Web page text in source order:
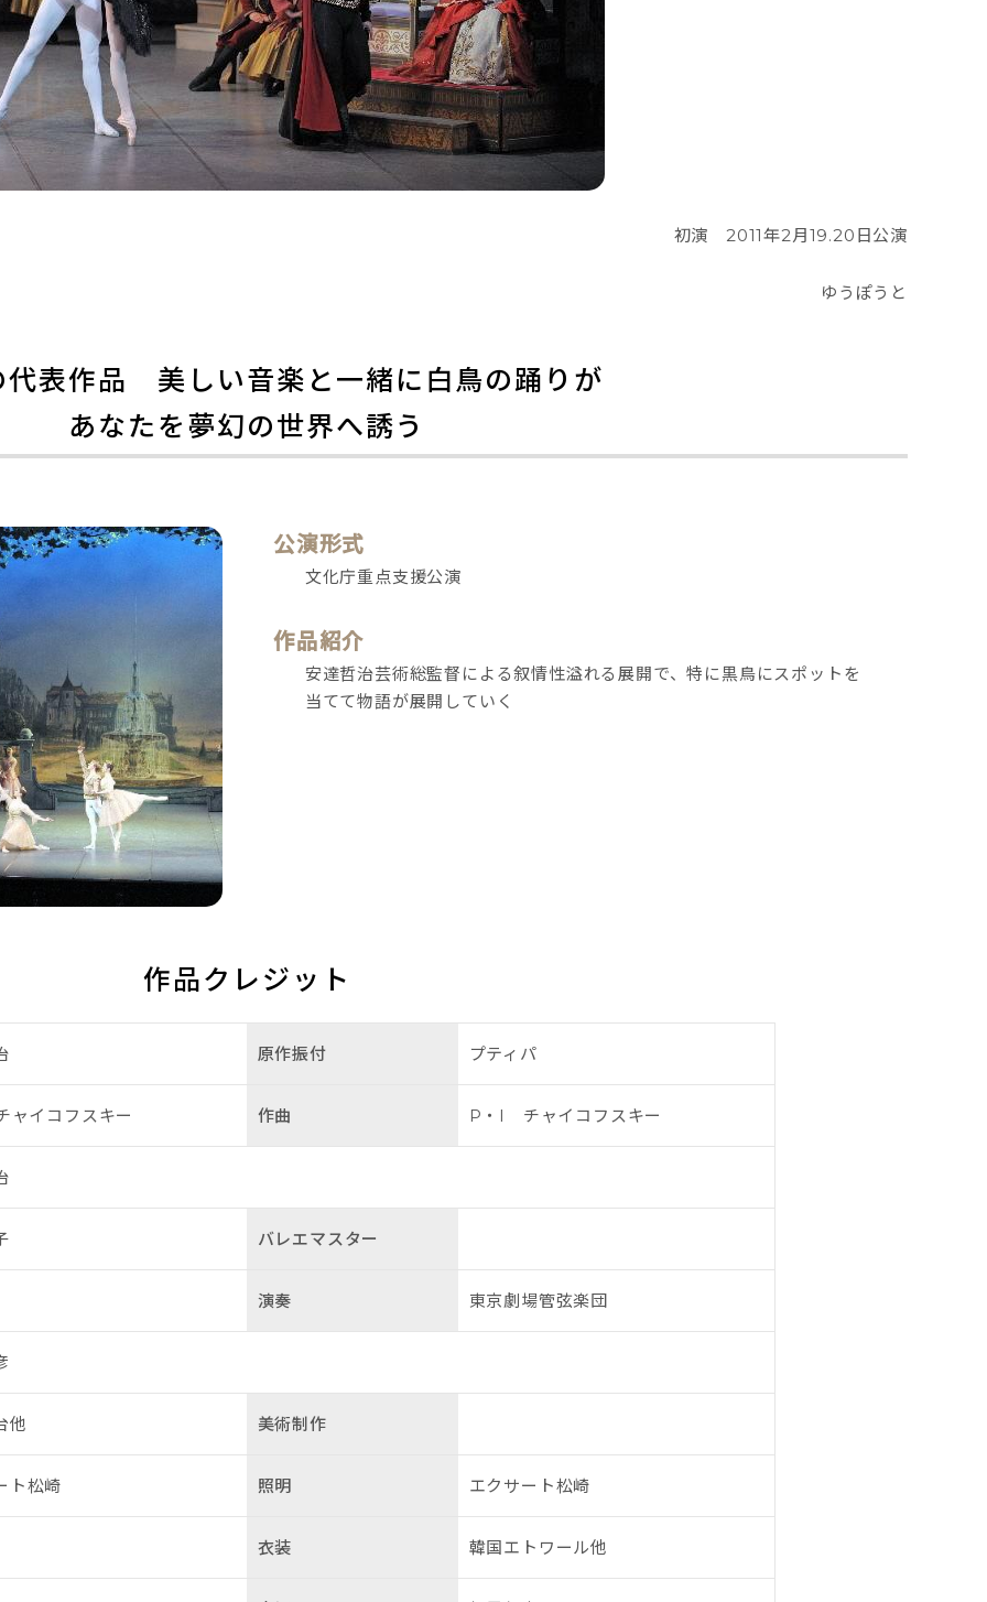
初演　2011年2月19.20日公演
ゆうぽうと
表作品　美しい音楽と一緒に白鳥の踊りが
あなたを夢幻の世界へ誘う
公演形式
文化庁重点支援公演
作品紹介
安達哲治芸術総監督による叙情性溢れる展開で、特に黒鳥にスポットを
当てて物語が展開していく
作品クレジット
原作振付 プティパ
イコフスキー 作曲 P・I チャイコフスキー
バレエマスター
演奏 東京劇場管弦楽団
他 美術制作
ト松崎 照明 エクサート松崎
衣装 韓国エトワール他